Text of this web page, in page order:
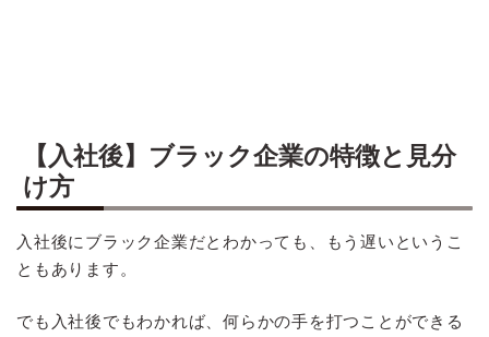
【入社後】ブラック企業の特徴と見分
け方
入社後にブラック企業だとわかっても、もう遅いというこ
ともあります。
でも入社後でもわかれば、何らかの手を打つことができる